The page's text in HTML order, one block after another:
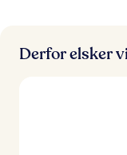
Derfor elsker